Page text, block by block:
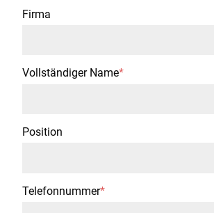
Firma
Vollständiger Name*
Position
Telefonnummer*